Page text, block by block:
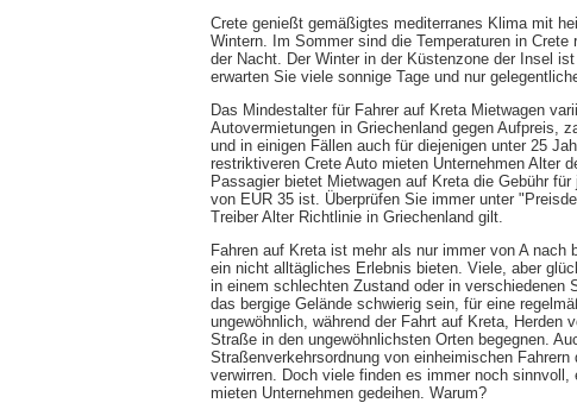
Crete genießt gemäßigtes mediterranes Klima mit
Wintern. Im Sommer sind die Temperaturen in
der Nacht. Der Winter in der Küstenzone der Insel
erwarten Sie viele sonnige Tage und nur
Das Mindestalter für Fahrer auf Kreta Mietwagen
Autovermietungen in Griechenland gegen Aufpreis,
und in einigen Fällen auch für diejenigen unter 25
restriktiveren Crete Auto mieten Unternehmen Alter
Passagier bietet Mietwagen auf Kreta die Gebühr
von EUR 35 ist. Überprüfen Sie immer unter
Treiber Alter Richtlinie in Griechenland gilt.
Fahren auf Kreta ist mehr als nur immer von A
ein nicht alltägliches Erlebnis bieten. Viele, aber
in einem schlechten Zustand oder in verschiedenen
das bergige Gelände schwierig sein, für eine
ungewöhnlich, während der Fahrt auf Kreta, Herden
Straße in den ungewöhnlichsten Orten begegnen.
Straßenverkehrsordnung von einheimischen
verwirren. Doch viele finden es immer noch
mieten Unternehmen gedeihen. Warum?